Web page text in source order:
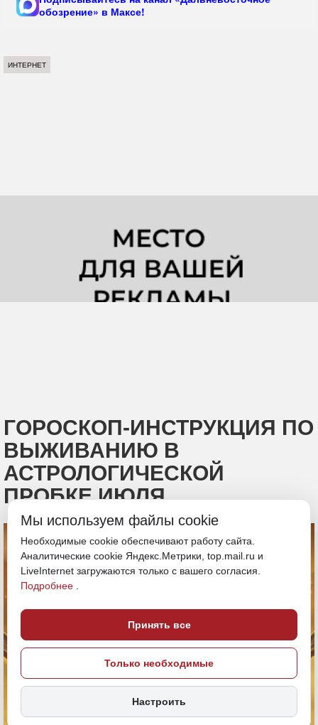
обозрение» в Максе!
ИНТЕРНЕТ
ГОРОСКОП-ИНСТРУКЦИЯ ПО
ВЫЖИВАНИЮ В
АСТРОЛОГИЧЕСКОЙ
ПРОБКЕ ИЮЛЯ
Мы используем файлы cookie
Необходимые cookie обеспечивают работу сайта.
Аналитические cookie Яндекс.Метрики, top.mail.ru и
LiveInternet загружаются только с вашего согласия.
Подробнее
Принять все
Только необходимые
Настроить